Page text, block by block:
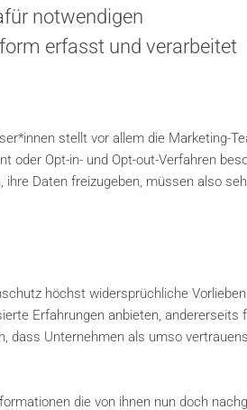
notwendigen
erfasst und verarbeitet
stellt vor allem die Marketing-
oder Opt-in- und Opt-out-Verfahren
Daten freizugeben, müssen also
höchst widersprüchliche
Erfahrungen anbieten, andererseits
dass Unternehmen als umso
die von ihnen nun doch